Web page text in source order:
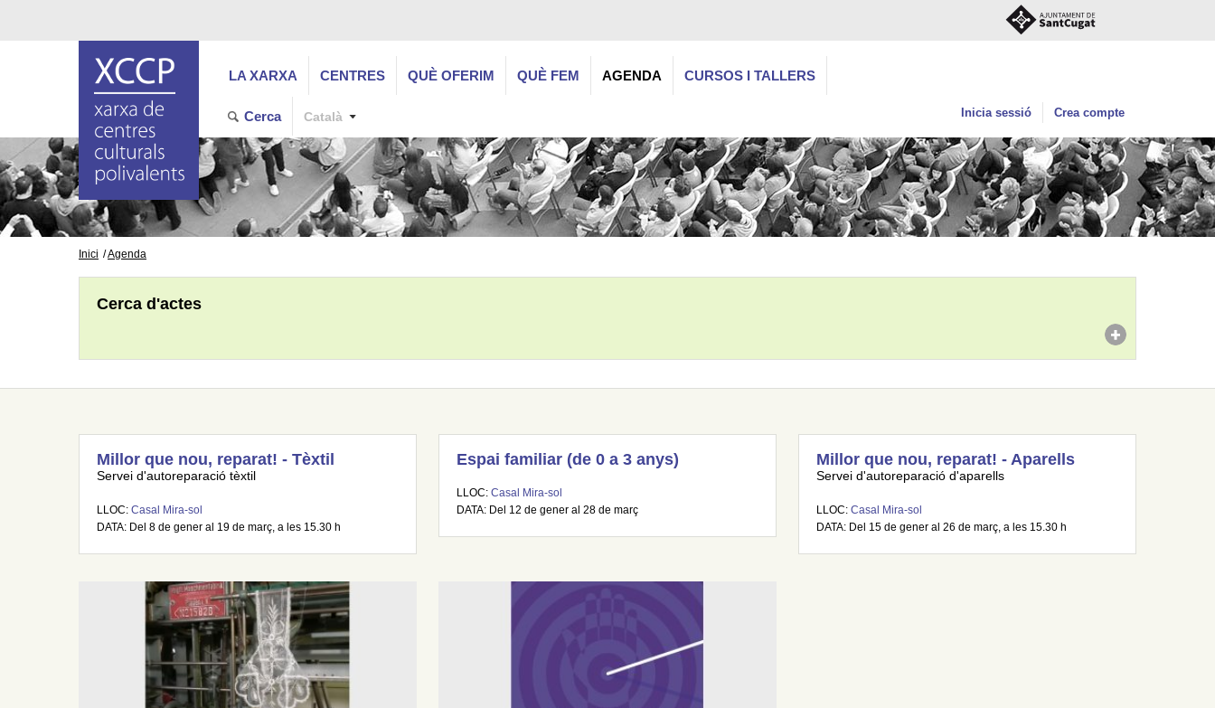
LA XARXA CENTRES QUÈ OFERIM QUÈ FEM AGENDA CURSOS I TALLERS
Cerca Català Inicia sessió Crea compte
Inici Agenda
Cerca d'actes
Millor que nou, reparat! - Tèxtil
Servei d'autoreparació tèxtil
LLOC: Casal Mira-sol
DATA: Del 8 de gener al 19 de març, a les 15.30 h
Espai familiar (de 0 a 3 anys)
LLOC: Casal Mira-sol
DATA: Del 12 de gener al 28 de març
Millor que nou, reparat! - Aparells
Servei d'autoreparació d'aparells
LLOC: Casal Mira-sol
DATA: Del 15 de gener al 26 de març, a les 15.30 h